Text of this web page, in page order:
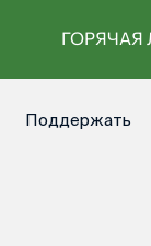
ГОРЯЧАЯ
Поддержать